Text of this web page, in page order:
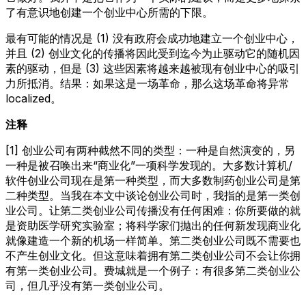
了有意识地创建一个创业中心所需的下限。
最有可能的情况是 (1) 没有政府会成功地建立一个创业中心，
并且 (2) 创业文化的传播将因此受到迄今为止驱动它的随机因
素的驱动，但是 (3) 这些因素将越来越被现有创业中心的吸引
力所抵消。结果：如果这是一场革命，那么这场革命将异常
localized。
注释
[1] 创业公司有两种截然不同的类型：一种是自然演变的，另
一种是被召唤出来“商业化”一项科学发现的。大多数计算机/
软件创业公司现在是第一种类型，而大多数制药创业公司是第
二种类型。当我在本文中谈论创业公司时，我指的是第一类创
业公司。让第二类创业公司传播没有任何困难：你所要做的就
是资助医学研究实验室；将科学家们抛出的任何新发现商业化
就像建造一个新的机场一样简单。第二类创业公司既不需要也
不产生创业文化。但这意味着拥有第二类创业公司不会让你拥
有第一类创业公司。费城就是一个例子：有很多第二类创业公
司，但几乎没有第一类创业公司。